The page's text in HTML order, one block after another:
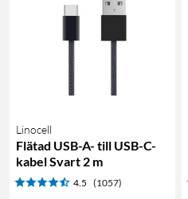
Linocell
Flätad USB-A- till USB-C-
kabel Svart 2 m
4.5 (1057)